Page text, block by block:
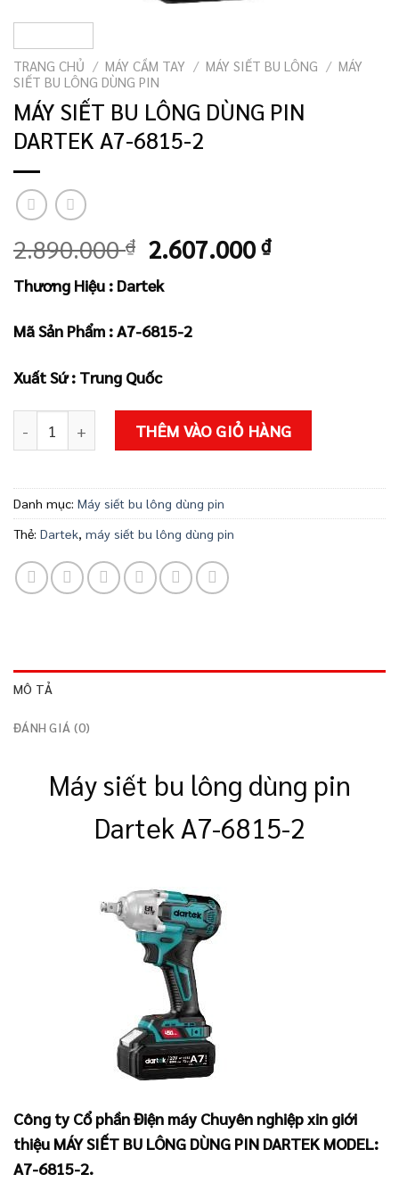
TRANG CHỦ / MÁY CẦM TAY / MÁY SIẾT BU LÔNG / MÁY
SIẾT BU LÔNG DÙNG PIN
MÁY SIẾT BU LÔNG DÙNG PIN
DARTEK A7-6815-2
2.890.000₫ Giá
gốc
là:
2.890.000 ₫.
2.607.000₫Giá
Thương Hiệu : Dartek
Mã Sản Phẩm :A7-6815-2
Xuất Sứ : Trung Quốc
MÁY SIẾT BU LÔNG DÙNG PIN DARTEK A7-6815-2 số lượng
THÊM VÀO GIỎ HÀNG
Danh mục: Máy siết bu lông dùng pin
Thẻ: Dartek, máy siết bu lông dùng pin
MÔ TẢ
ĐÁNH GIÁ (0)
Máy siết bu lông dùng pin
Dartek A7-6815-2
Công ty Cổ phần Điện máy Chuyên nghiệp xin giới
thiệu MÁY SIẾT BU LÔNG DÙNG PIN DARTEK MODEL:
A7-6815-2.